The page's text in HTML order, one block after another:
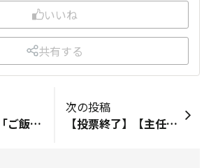
いいね
共有する
【回答終了】「ご飯がススムキムチ」は全部で何種類でしょう？
次の投稿
【投票終了】【主任特典】どんな壁紙が欲しいですか？